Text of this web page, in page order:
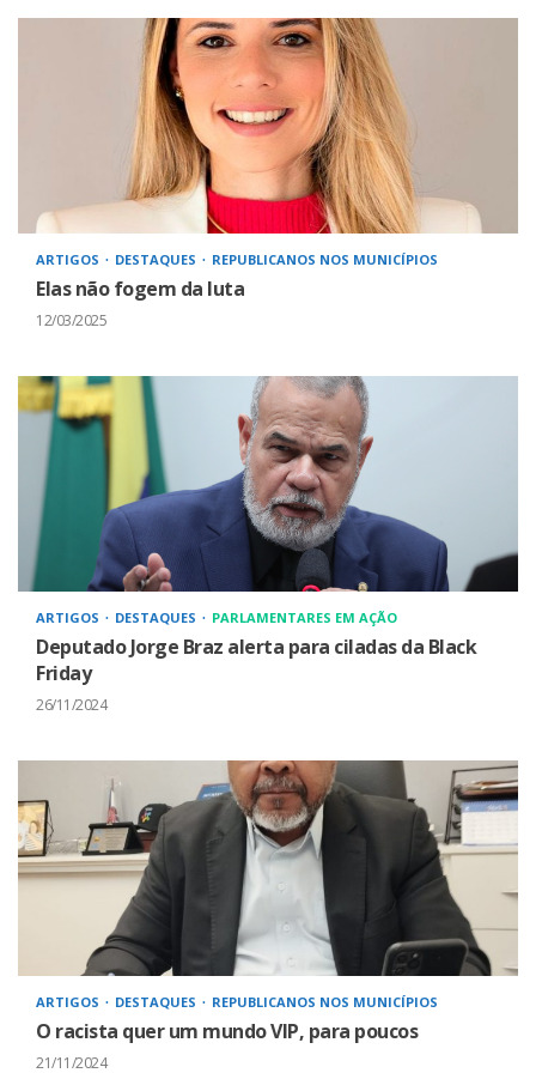
ARTIGOS DESTAQUES REPUBLICANOS NOS MUNICÍPIOS
Elas não fogem da luta
12/03/2025
ARTIGOS DESTAQUES PARLAMENTARES EM AÇÃO
Deputado Jorge Braz alerta para ciladas da Black
Friday
26/11/2024
ARTIGOS DESTAQUES REPUBLICANOS NOS MUNICÍPIOS
O racista quer um mundo VIP, para poucos
21/11/2024